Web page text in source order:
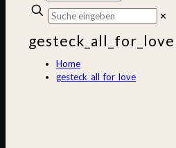
✕
gesteck_all_for_love
Home
gesteck_all_for_love